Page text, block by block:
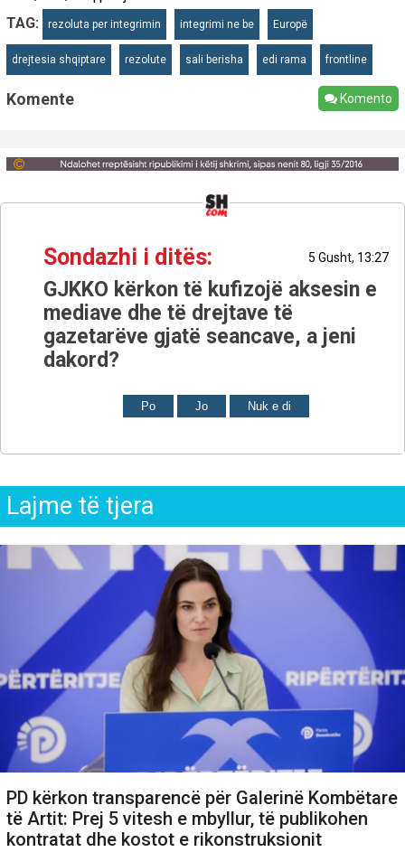
TAG:
rezoluta per integrimin integrimi ne be Europë
drejtesia shqiptare rezolute sali berisha edi rama frontline
Komente Komento
Sondazhi i ditës: 5 Gusht, 13:27
GJKKO kërkon të kufizojë aksesin e
mediave dhe të drejtave të
gazetarëve gjatë seancave, a jeni
dakord?
Po Jo Nuk e di
Lajme të tjera
PD kërkon transparencë për Galerinë Kombëtare
të Artit: Prej 5 vitesh e mbyllur, të publikohen
kontratat dhe kostot e rikonstruksionit